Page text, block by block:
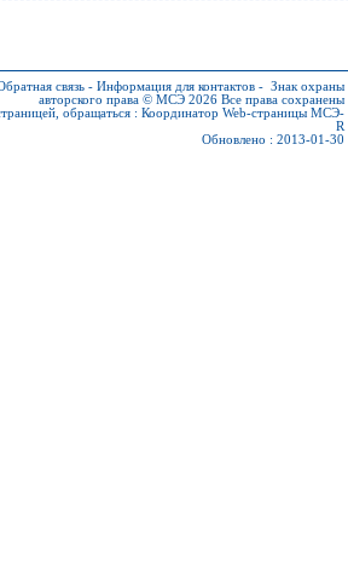
связь - Информация для контактов - Знак охраны
авторского права © МСЭ 2026 Все права сохранены
обращаться : Координатор Web-страницы МСЭ-
R
Обновлено : 2013-01-30